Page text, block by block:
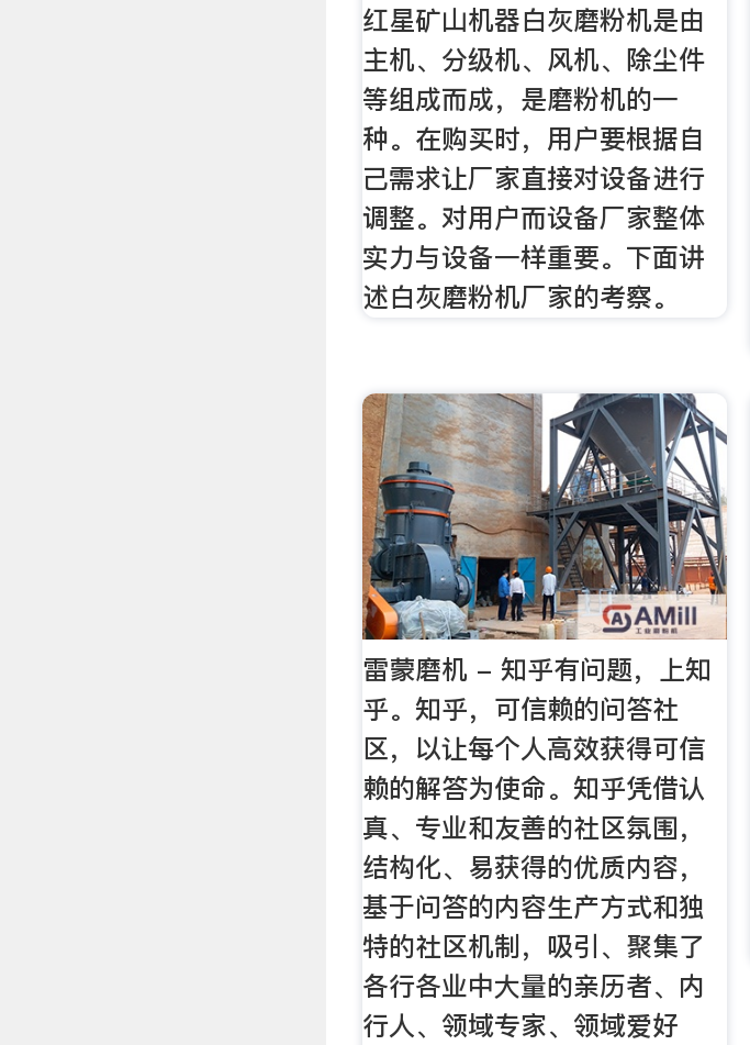
红星矿山机器白灰磨粉机是由
主机、分级机、风机、除尘件
等组成而成，是磨粉机的一
种。在购买时，用户要根据自
己需求让厂家直接对设备进行
调整。对用户而设备厂家整体
实力与设备一样重要。下面讲
述白灰磨粉机厂家的考察。
雷蒙磨机 - 知乎有问题，上知
乎。知乎，可信赖的问答社
区，以让每个人高效获得可信
赖的解答为使命。知乎凭借认
真、专业和友善的社区氛围，
结构化、易获得的优质内容，
基于问答的内容生产方式和独
特的社区机制，吸引、聚集了
各行各业中大量的亲历者、内
行人、领域专家、领域爱好